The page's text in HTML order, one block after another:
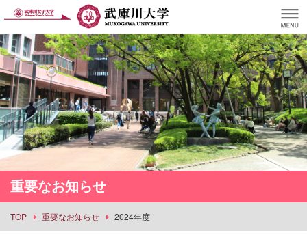
重要なお知らせ
TOP 重要なお知らせ 2024年度